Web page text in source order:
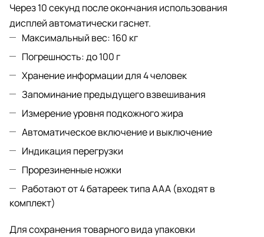
Через 10 секунд после окончания использования
дисплей автоматически гаснет.
Максимальный вес: 160 кг
Погрешность: до 100 г
Хранение информации для 4 человек
Запоминание предыдущего взвешивания
Измерение уровня подкожного жира
Автоматическое включение и выключение
Индикация перегрузки
Прорезиненные ножки
Работают от 4 батареек типа ААА (входят в
комплект)
Для сохранения товарного вида упаковки